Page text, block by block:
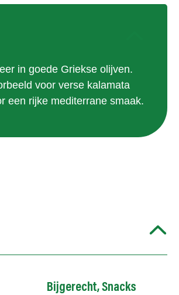
in goede Griekse olijven.
voor verse kalamata
een rijke mediterrane smaak.
Bijgerecht,Snacks